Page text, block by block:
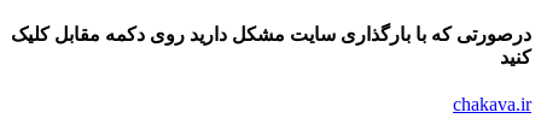
که با بارگذاری سایت مشکل دارید روی دکمه مقابل کلیک